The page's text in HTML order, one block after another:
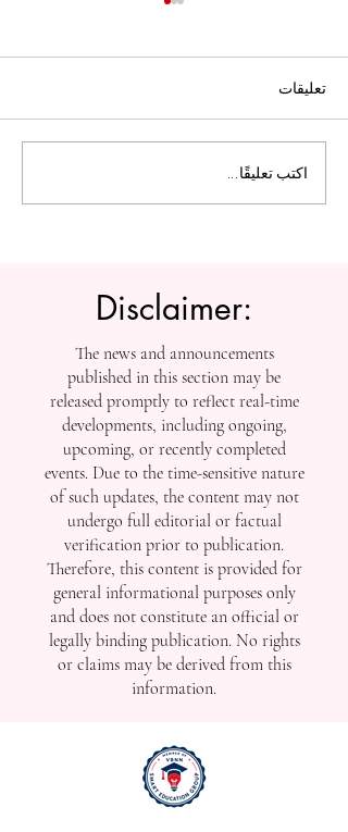
الجامعة السويسرية الدولية
تفتح أبواب التسجيل بعد
تعليقات
اكتب تعليقًا...
Disclaimer:
The news and announcements
published in this section may be
released promptly to reflect real-time
developments, including ongoing,
upcoming, or recently completed
events. Due to the time-sensitive nature
of such updates, the content may not
undergo full editorial or factual
verification prior to publication.
Therefore, this content is provided for
general informational purposes only
and does not constitute an official or
legally binding publication. No rights
or claims may be derived from this
information.